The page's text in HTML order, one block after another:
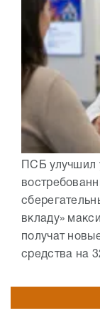
ПСБ улучшил
вкладу»
получат
средства на